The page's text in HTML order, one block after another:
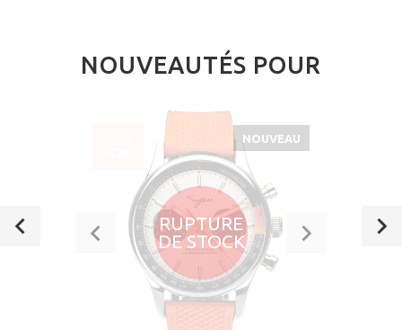
NOUVEAUTÉS POUR
RUPTURE
DE STOCK
NOUVEAU